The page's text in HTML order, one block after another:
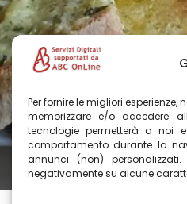
Per fornire le migliori
memorizzare e/o accedere
tecnologie permetterà a noi
comportamento durante la
annunci (non)
negativamente su alcune